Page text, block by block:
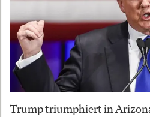
Trump triumphiert in